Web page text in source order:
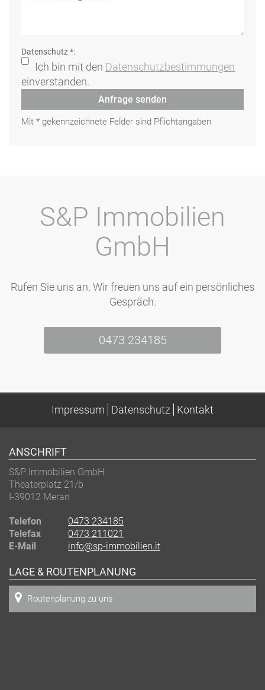
Datenschutz *:
Ich bin mit den Datenschutzbestimmungen
einverstanden.
Anfrage senden
Mit * gekennzeichnete Felder sind Pflichtangaben
S&P Immobilien
GmbH
Rufen Sie uns an. Wir freuen uns auf ein persönliches
Gespräch.
0473 234185
Impressum Datenschutz Kontakt
ANSCHRIFT
S&P Immobilien GmbH
Theaterplatz 21/b
I-39012 Meran
Telefon
0473 234185
Telefax
0473 211021
E-Mail
info@sp-immobilien.it
LAGE & ROUTENPLANUNG
Routenplanung zu uns